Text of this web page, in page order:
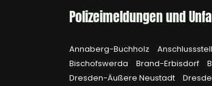
Polizeimeldungen und
Annaberg-Buchholz
Bischofswerda
Brand-Erbisdorf
Dresden-Äußere Neustadt